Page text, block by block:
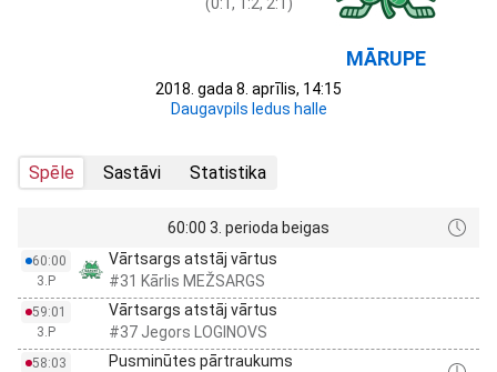
MĀRUPE
2018. gada 8. aprīlis, 14:15
Daugavpils ledus halle
Spēle Sastāvi Statistika
60:00 3. perioda beigas
60:00
3.P
Vārtsargs atstāj vārtus
#31 Kārlis MEŽSARGS
59:01
3.P
Vārtsargs atstāj vārtus
#37 Jegors LOGINOVS
58:03
Pusminūtes pārtraukums